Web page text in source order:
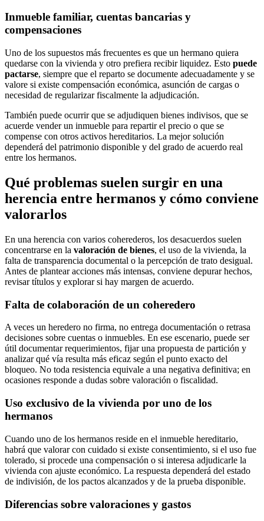
Inmueble familiar, cuentas bancarias y
compensaciones
Uno de los supuestos más frecuentes es que un hermano quiera
quedarse con la vivienda y otro prefiera recibir liquidez. Esto puede
pactarse, siempre que el reparto se documente adecuadamente y se
valore si existe compensación económica, asunción de cargas o
necesidad de regularizar fiscalmente la adjudicación.
También puede ocurrir que se adjudiquen bienes indivisos, que se
acuerde vender un inmueble para repartir el precio o que se
compense con otros activos hereditarios. La mejor solución
dependerá del patrimonio disponible y del grado de acuerdo real
entre los hermanos.
Qué problemas suelen surgir en una
herencia entre hermanos y cómo conviene
valorarlos
En una herencia con varios coherederos, los desacuerdos suelen
concentrarse en la valoración de bienes, el uso de la vivienda, la
falta de transparencia documental o la percepción de trato desigual.
Antes de plantear acciones más intensas, conviene depurar hechos,
revisar títulos y explorar si hay margen de acuerdo.
Falta de colaboración de un coheredero
A veces un heredero no firma, no entrega documentación o retrasa
decisiones sobre cuentas o inmuebles. En ese escenario, puede ser
útil documentar requerimientos, fijar una propuesta de partición y
analizar qué vía resulta más eficaz según el punto exacto del
bloqueo. No toda resistencia equivale a una negativa definitiva; en
ocasiones responde a dudas sobre valoración o fiscalidad.
Uso exclusivo de la vivienda por uno de los
hermanos
Cuando uno de los hermanos reside en el inmueble hereditario,
habrá que valorar con cuidado si existe consentimiento, si el uso fue
tolerado, si procede una compensación o si interesa adjudicarle la
vivienda con ajuste económico. La respuesta dependerá del estado
de indivisión, de los pactos alcanzados y de la prueba disponible.
Diferencias sobre valoraciones y gastos